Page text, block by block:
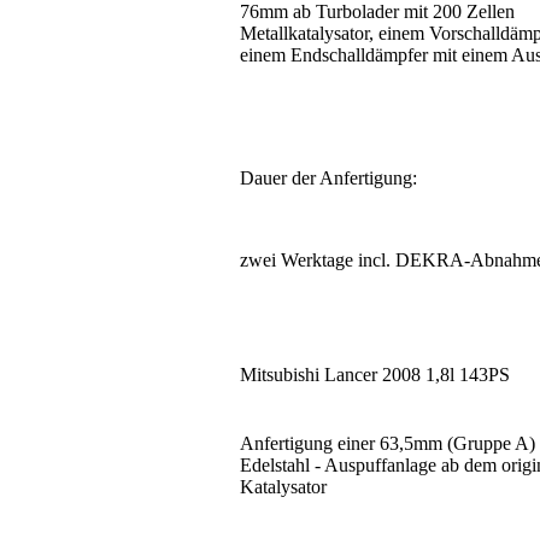
76mm ab Turbolader mit 200 Zellen
Metallkatalysator, einem
einem Endschalldämpfer mit einem
Dauer der Anfertigung:
zwei Werktage incl. DEKRA-
Mitsubishi Lancer 2008 1,8l 143PS
Anfertigung einer 63,5mm (Gruppe A)
Edelstahl - Auspuffanlage ab dem
Katalysator